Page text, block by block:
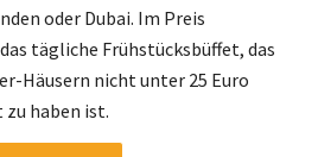
oder Dubai. Im Preis
tägliche Frühstücksbüffet, das
Häusern nicht unter 25 Euro
zu haben ist.